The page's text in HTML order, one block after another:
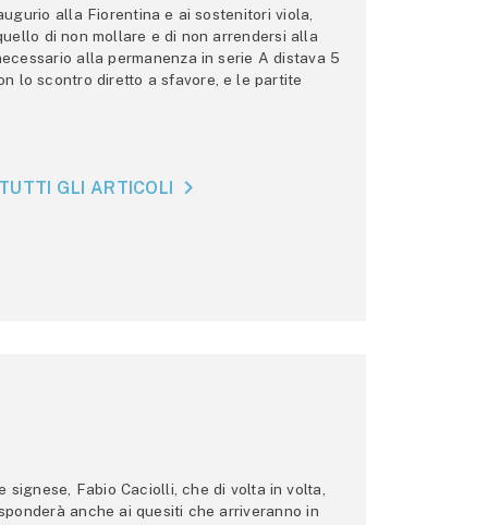
alla Fiorentina e ai sostenitori viola,
di non mollare e di non arrendersi alla
alla permanenza in serie A distava 5
lo scontro diretto a sfavore, e le partite
GLI ARTICOLI
Fabio Caciolli, che di volta in volta,
anche ai quesiti che arriveranno in